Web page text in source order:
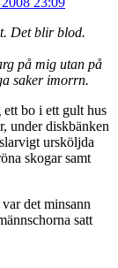
Det blir blod.
på mig utan på
saker imorrn.
ett bo i ett gult hus
under diskbänken
ursköljda
skogar samt
det minsann
satt